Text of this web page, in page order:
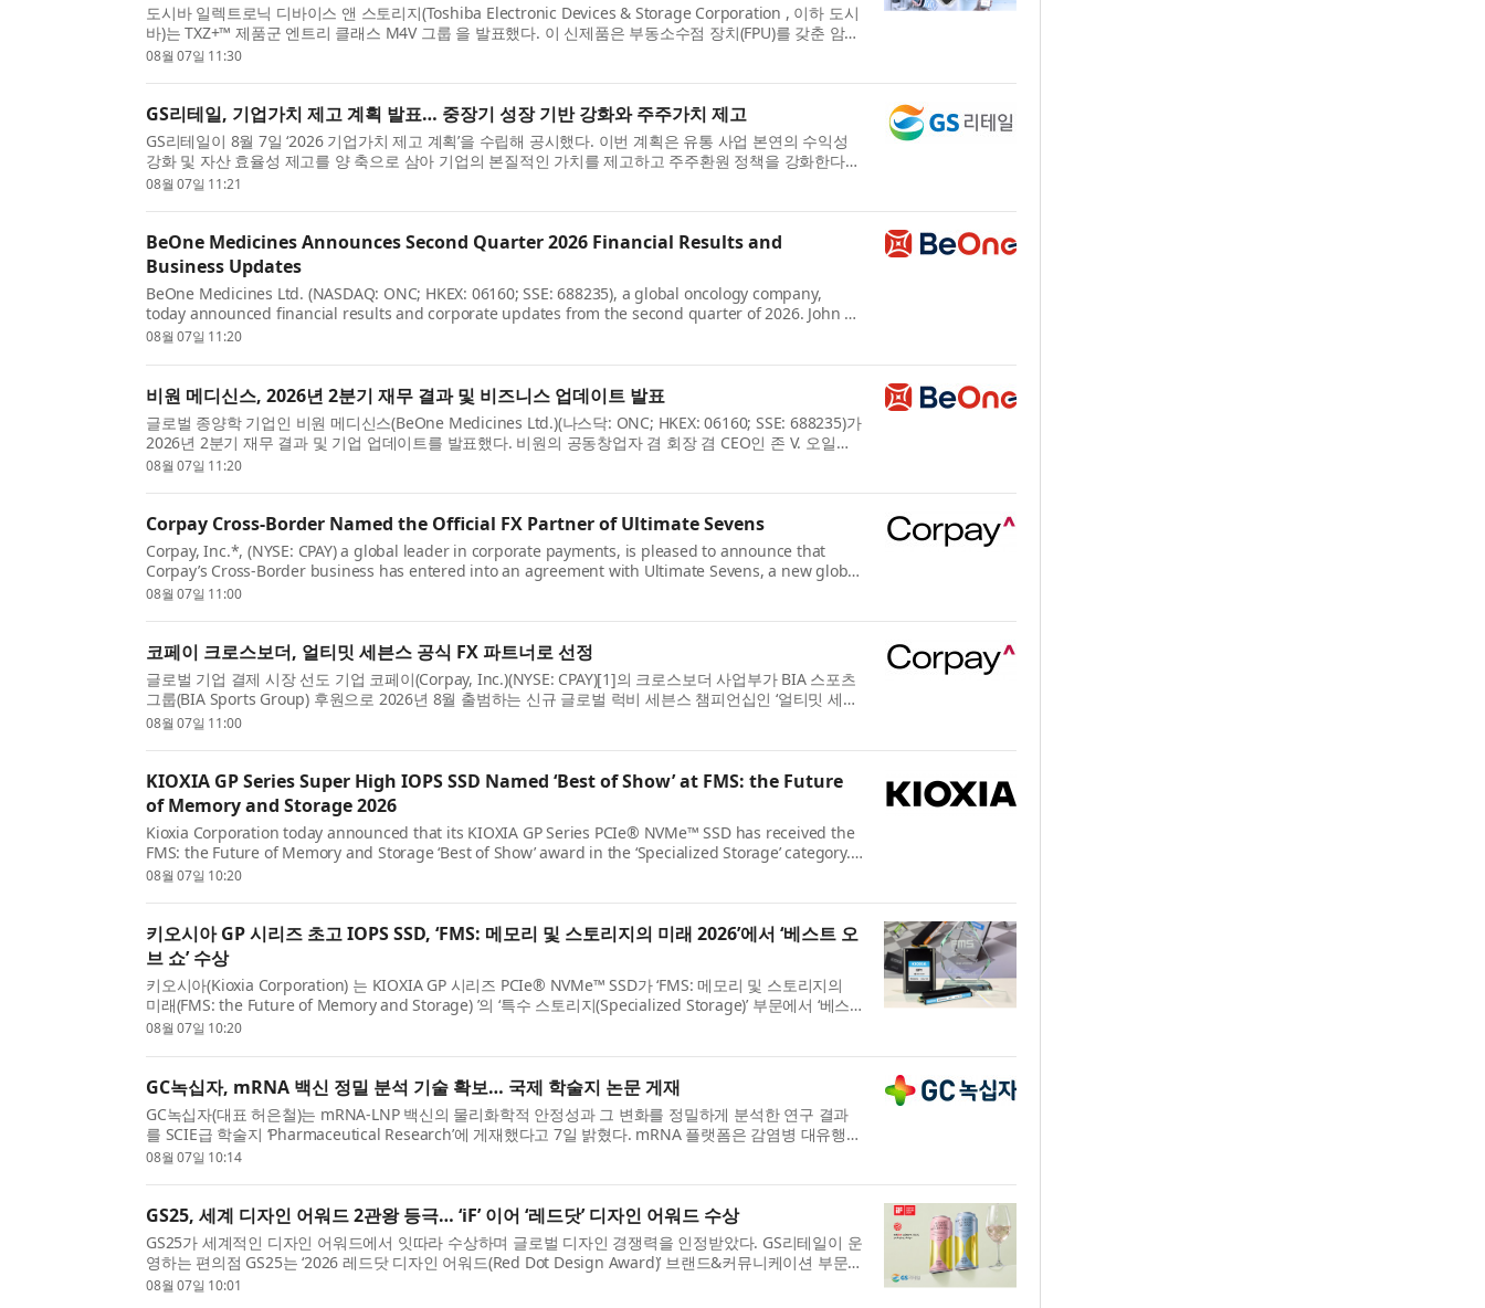
도시바 일렉트로닉 디바이스 앤 스토리지(Toshiba Electronic Devices & Storage Corporation , 이하 도시
바)는 TXZ+™ 제품군 엔트리 클래스 M4V 그룹 을 발표했다. 이 신제품은 부동소수점 장치(FPU)를 갖춘 암
코어텍스-M4(Arm® Cortex®-M4) 코어를 탑재해 IoT 디...
08월 07일 11:30
GS리테일, 기업가치 제고 계획 발표… 중장기 성장 기반 강화와 주주가치 제고
GS리테일이 8월 7일 ‘2026 기업가치 제고 계획’을 수립해 공시했다. 이번 계획은 유통 사업 본연의 수익성
강화 및 자산 효율성 제고를 양 축으로 삼아 기업의 본질적인 가치를 제고하고 주주환원 정책을 강화한다는
것이 핵심이다. 세부적으로 수익성 강화를 위한 ...
08월 07일 11:21
BeOne Medicines Announces Second Quarter 2026 Financial Results and
Business Updates
BeOne Medicines Ltd. (NASDAQ: ONC; HKEX: 06160; SSE: 688235), a global oncology company,
today announced financial results and corporate updates from the second quarter of 2026. John V.
Oyler, Co-Founder, Chairman, and CEO, BeOne, said: “These str...
08월 07일 11:20
비원 메디신스, 2026년 2분기 재무 결과 및 비즈니스 업데이트 발표
글로벌 종양학 기업인 비원 메디신스(BeOne Medicines Ltd.)(나스닥: ONC; HKEX: 06160; SSE: 688235)가
2026년 2분기 재무 결과 및 기업 업데이트를 발표했다. 비원의 공동창업자 겸 회장 겸 CEO인 존 V. 오일러
(John V. Oyler)는 “이번 2분기 강력한 실적은 글로벌...
08월 07일 11:20
Corpay Cross-Border Named the Official FX Partner of Ultimate Sevens
Corpay, Inc.*, (NYSE: CPAY) a global leader in corporate payments, is pleased to announce that
Corpay’s Cross-Border business has entered into an agreement with Ultimate Sevens, a new global
rugby sevens championship backed by BIA Sports Group lau...
08월 07일 11:00
코페이 크로스보더, 얼티밋 세븐스 공식 FX 파트너로 선정
글로벌 기업 결제 시장 선도 기업 코페이(Corpay, Inc.)(NYSE: CPAY)[1]의 크로스보더 사업부가 BIA 스포츠
그룹(BIA Sports Group) 후원으로 2026년 8월 출범하는 신규 글로벌 럭비 세븐스 챔피언십인 ‘얼티밋 세븐
스(Ultimate Sevens)’와 계약을 체결했다. 이번 계...
08월 07일 11:00
KIOXIA GP Series Super High IOPS SSD Named ‘Best of Show’ at FMS: the Future
of Memory and Storage 2026
Kioxia Corporation today announced that its KIOXIA GP Series PCIe® NVMe™ SSD has received the
FMS: the Future of Memory and Storage ‘Best of Show’ award in the ‘Specialized Storage’ category.
The Best of Show Awards recognize product and solution ...
08월 07일 10:20
키오시아 GP 시리즈 초고 IOPS SSD, ‘FMS: 메모리 및 스토리지의 미래 2026’에서 ‘베스트 오
브 쇼’ 수상
키오시아(Kioxia Corporation) 는 KIOXIA GP 시리즈 PCIe® NVMe™ SSD가 ‘FMS: 메모리 및 스토리지의
미래(FMS: the Future of Memory and Storage) ’의 ‘특수 스토리지(Specialized Storage)’ 부문에서 ‘베스
트 오브 쇼(Best of Show)’ 상을 수상했다고 발표했다. 베...
08월 07일 10:20
GC녹십자, mRNA 백신 정밀 분석 기술 확보… 국제 학술지 논문 게재
GC녹십자(대표 허은철)는 mRNA-LNP 백신의 물리화학적 안정성과 그 변화를 정밀하게 분석한 연구 결과
를 SCIE급 학술지 ‘Pharmaceutical Research’에 게재했다고 7일 밝혔다. mRNA 플랫폼은 감염병 대유행
시 신속한 개발과 배포가 가능한 혁신적 모달리티(Modality)...
08월 07일 10:14
GS25, 세계 디자인 어워드 2관왕 등극… ‘iF’ 이어 ‘레드닷’ 디자인 어워드 수상
GS25가 세계적인 디자인 어워드에서 잇따라 수상하며 글로벌 디자인 경쟁력을 인정받았다. GS리테일이 운
영하는 편의점 GS25는 ‘2026 레드닷 디자인 어워드(Red Dot Design Award)’ 브랜드&커뮤니케이션 부문
에서 본상을 수상했다고 7일 밝혔다. 이번 수상으로 GS25...
08월 07일 10:01